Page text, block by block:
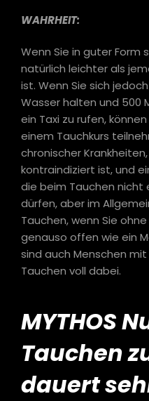
WAHRHEIT:
Wenn Sie in guter Form
natürlich leichter als
ist. Wenn Sie sich
Wasser halten und 500
ein Taxi zu rufen,
einem Tauchkurs
chronischer
kontraindiziert ist, und
die beim Tauchen nicht
dürfen, aber im
Tauchen, wenn Sie
genauso offen wie ein
sind auch Menschen
Tauchen voll dabei.
MYTHOS
Tauchen
dauert